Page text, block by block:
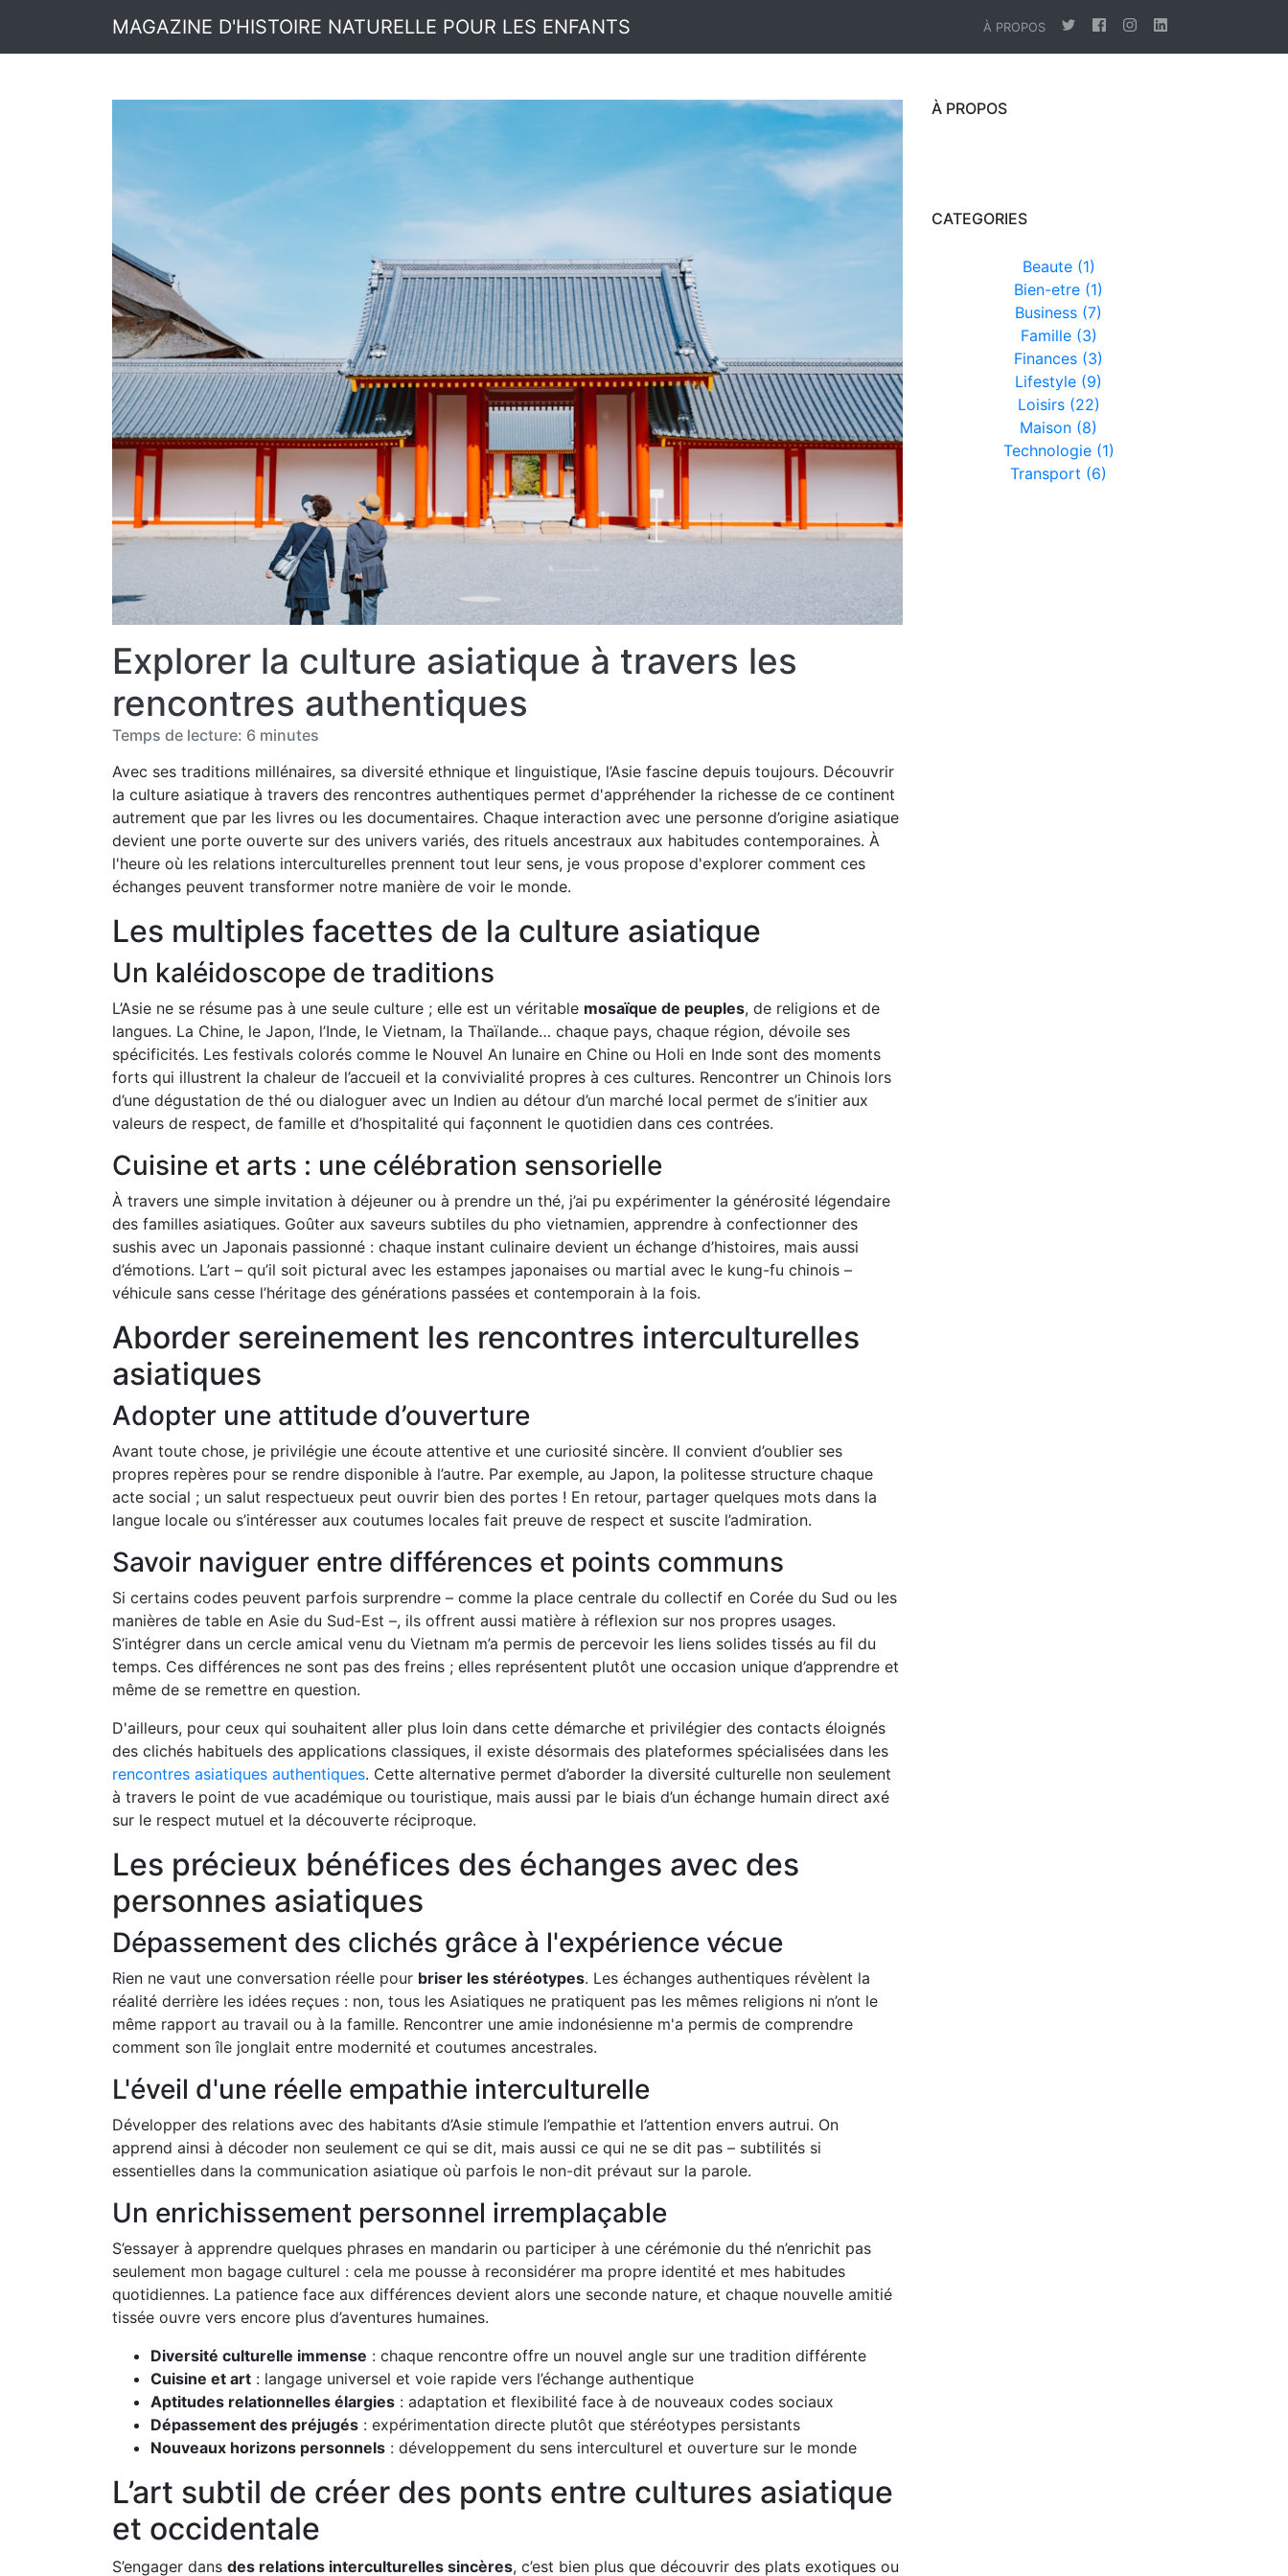
MAGAZINE D'HISTOIRE NATURELLE POUR LES ENFANTS À PROPOS
Explorer la culture asiatique à travers les
rencontres authentiques
Temps de lecture: 6 minutes
Avec ses traditions millénaires, sa diversité ethnique et linguistique, l’Asie fascine depuis toujours. Découvrir
la culture asiatique à travers des rencontres authentiques permet d'appréhender la richesse de ce continent
autrement que par les livres ou les documentaires. Chaque interaction avec une personne d’origine asiatique
devient une porte ouverte sur des univers variés, des rituels ancestraux aux habitudes contemporaines. À
l'heure où les relations interculturelles prennent tout leur sens, je vous propose d'explorer comment ces
échanges peuvent transformer notre manière de voir le monde.
Les multiples facettes de la culture asiatique
Un kaléidoscope de traditions
L’Asie ne se résume pas à une seule culture ; elle est un véritable mosaïque de peuples, de religions et de
langues. La Chine, le Japon, l’Inde, le Vietnam, la Thaïlande… chaque pays, chaque région, dévoile ses
spécificités. Les festivals colorés comme le Nouvel An lunaire en Chine ou Holi en Inde sont des moments
forts qui illustrent la chaleur de l’accueil et la convivialité propres à ces cultures. Rencontrer un Chinois lors
d’une dégustation de thé ou dialoguer avec un Indien au détour d’un marché local permet de s’initier aux
valeurs de respect, de famille et d’hospitalité qui façonnent le quotidien dans ces contrées.
Cuisine et arts : une célébration sensorielle
À travers une simple invitation à déjeuner ou à prendre un thé, j’ai pu expérimenter la générosité légendaire
des familles asiatiques. Goûter aux saveurs subtiles du pho vietnamien, apprendre à confectionner des
sushis avec un Japonais passionné : chaque instant culinaire devient un échange d’histoires, mais aussi
d’émotions. L’art – qu’il soit pictural avec les estampes japonaises ou martial avec le kung-fu chinois –
véhicule sans cesse l’héritage des générations passées et contemporain à la fois.
Aborder sereinement les rencontres interculturelles
asiatiques
Adopter une attitude d’ouverture
Avant toute chose, je privilégie une écoute attentive et une curiosité sincère. Il convient d’oublier ses
propres repères pour se rendre disponible à l’autre. Par exemple, au Japon, la politesse structure chaque
acte social ; un salut respectueux peut ouvrir bien des portes ! En retour, partager quelques mots dans la
langue locale ou s’intéresser aux coutumes locales fait preuve de respect et suscite l’admiration.
Savoir naviguer entre différences et points communs
Si certains codes peuvent parfois surprendre – comme la place centrale du collectif en Corée du Sud ou les
manières de table en Asie du Sud-Est –, ils offrent aussi matière à réflexion sur nos propres usages.
S’intégrer dans un cercle amical venu du Vietnam m’a permis de percevoir les liens solides tissés au fil du
temps. Ces différences ne sont pas des freins ; elles représentent plutôt une occasion unique d’apprendre et
même de se remettre en question.
D'ailleurs, pour ceux qui souhaitent aller plus loin dans cette démarche et privilégier des contacts éloignés
des clichés habituels des applications classiques, il existe désormais des plateformes spécialisées dans les
rencontres asiatiques authentiques. Cette alternative permet d’aborder la diversité culturelle non seulement
à travers le point de vue académique ou touristique, mais aussi par le biais d’un échange humain direct axé
sur le respect mutuel et la découverte réciproque.
Les précieux bénéfices des échanges avec des
personnes asiatiques
Dépassement des clichés grâce à l'expérience vécue
Rien ne vaut une conversation réelle pour briser les stéréotypes. Les échanges authentiques révèlent la
réalité derrière les idées reçues : non, tous les Asiatiques ne pratiquent pas les mêmes religions ni n’ont le
même rapport au travail ou à la famille. Rencontrer une amie indonésienne m'a permis de comprendre
comment son île jonglait entre modernité et coutumes ancestrales.
L'éveil d'une réelle empathie interculturelle
Développer des relations avec des habitants d’Asie stimule l’empathie et l’attention envers autrui. On
apprend ainsi à décoder non seulement ce qui se dit, mais aussi ce qui ne se dit pas – subtilités si
essentielles dans la communication asiatique où parfois le non-dit prévaut sur la parole.
Un enrichissement personnel irremplaçable
S’essayer à apprendre quelques phrases en mandarin ou participer à une cérémonie du thé n’enrichit pas
seulement mon bagage culturel : cela me pousse à reconsidérer ma propre identité et mes habitudes
quotidiennes. La patience face aux différences devient alors une seconde nature, et chaque nouvelle amitié
tissée ouvre vers encore plus d’aventures humaines.
Diversité culturelle immense : chaque rencontre offre un nouvel angle sur une tradition différente
Cuisine et art : langage universel et voie rapide vers l’échange authentique
Aptitudes relationnelles élargies : adaptation et flexibilité face à de nouveaux codes sociaux
Dépassement des préjugés : expérimentation directe plutôt que stéréotypes persistants
Nouveaux horizons personnels : développement du sens interculturel et ouverture sur le monde
L’art subtil de créer des ponts entre cultures asiatique
et occidentale
S’engager dans des relations interculturelles sincères, c’est bien plus que découvrir des plats exotiques ou
À PROPOS
CATEGORIES
Beaute (1)
Bien-etre (1)
Business (7)
Famille (3)
Finances (3)
Lifestyle (9)
Loisirs (22)
Maison (8)
Technologie (1)
Transport (6)